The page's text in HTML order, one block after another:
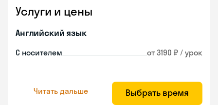
Услуги и цены
Английский язык
С носителем от 3190 ₽ / урок
Читать дальше Выбрать время